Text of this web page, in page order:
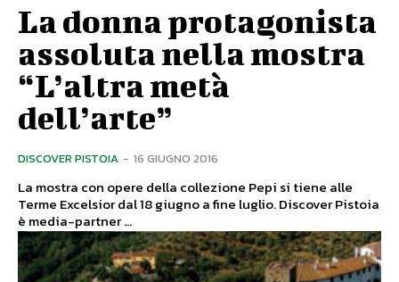
La donna protagonista
assoluta nella mostra
“L’altra metà
dell’arte”
DISCOVER PISTOIA - 16 GIUGNO 2016
La mostra con opere della collezione Pepi si tiene alle
Terme Excelsior dal 18 giugno a fine luglio. Discover Pistoia
è media-partner ...